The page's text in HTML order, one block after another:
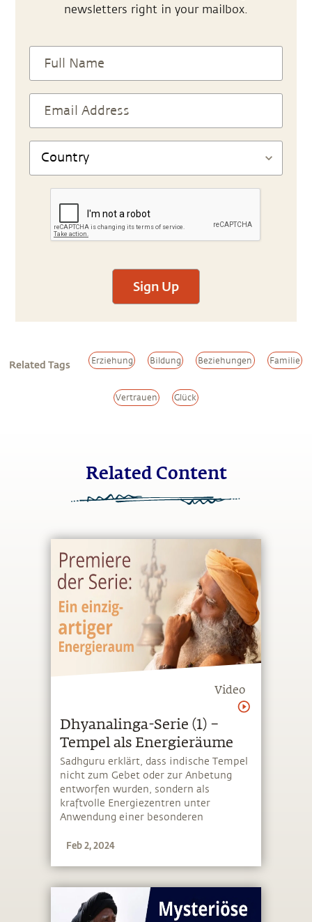
newsletters right in your mailbox.
Sign Up
Related Tags Erziehung Bildung Beziehungen Familie
Vertrauen Glück
Related Content
Video
Dhyanalinga-Serie (1) –
Tempel als Energieräume
Sadhguru erklärt, dass indische Tempel
nicht zum Gebet oder zur Anbetung
entworfen wurden, sondern als
kraftvolle Energiezentren unter
Anwendung einer besonderen
Feb 2, 2024